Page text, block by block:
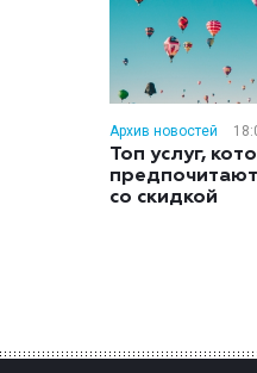
Архив новостей
Топ услуг,
со скидкой